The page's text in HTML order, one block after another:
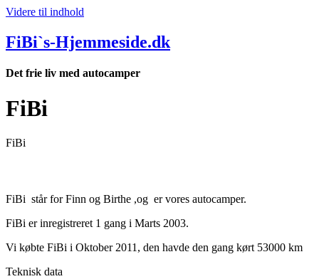
Videre til indhold
FiBi`s-Hjemmeside.dk
Det frie liv med autocamper
FiBi
FiBi
FiBi står for Finn og Birthe ,og er vores autocamper.
FiBi er inregistreret 1 gang i Marts 2003.
Vi købte FiBi i Oktober 2011, den havde den gang kørt 53000 km
Teknisk data